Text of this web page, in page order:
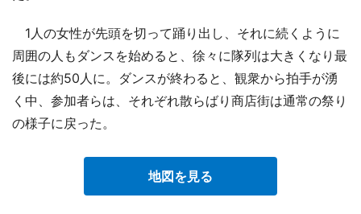
1人の女性が先頭を切って踊り出し、それに続くように
周囲の人もダンスを始めると、徐々に隊列は大きくなり最
後には約50人に。ダンスが終わると、観衆から拍手が湧
く中、参加者らは、それぞれ散らばり商店街は通常の祭り
の様子に戻った。
地図を見る